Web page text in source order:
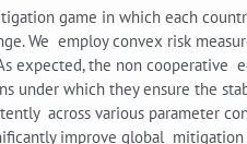
game in which each
We employ convex risk
expected, the non cooperative
under which they ensure the
across various parameter
improve global